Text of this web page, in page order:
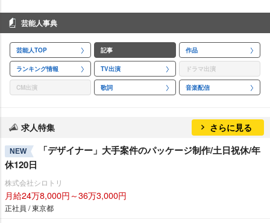
芸能人事典
芸能人TOP 記事 作品
ランキング情報 TV出演 ドラマ出演
CM出演 歌詞 音楽配信
求人特集 さらに見る
NEW
「デザイナー」大手案件のパッケージ制作/土日祝休/年
休120日
株式会社シロトリ
月給24万8,000円～36万3,000円
正社員 / 東京都